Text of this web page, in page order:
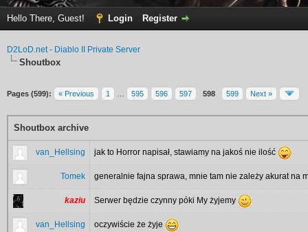
Hello There, Guest! Login Register
D2LoD.net - Diablo II Private Server
Shoutbox
Pages (599): « Previous 1 595 596 597 598 599 Next »
Shoutbox archive
van_Hellsing jak to Horror napisał, stawiamy na jakoś nie ilość
Tomek generalnie fajna sprawa, mnie tam nie zależy akurat na
kaziu Serwer będzie czynny póki My żyjemy
van_Hellsing oczywiście że żyje